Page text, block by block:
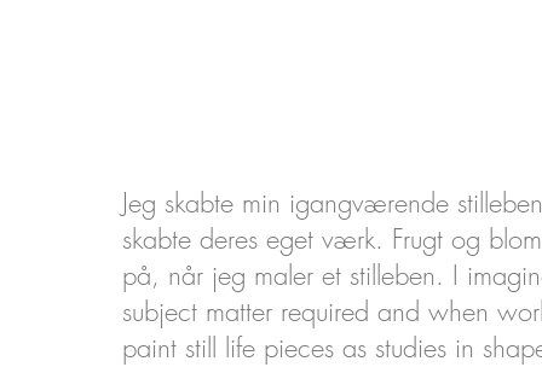
Jeg skabte min igangværende
skabte deres eget værk. Frugt og
på, når jeg maler et stilleben. I
subject matter required and when
paint still life pieces as studies in